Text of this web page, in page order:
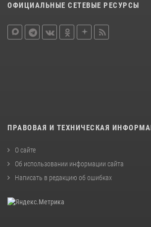
ОФИЦИАЛЬНЫЕ СЕТЕВЫЕ РЕСУРСЫ
ПРАВОВАЯ И ТЕХНИЧЕСКАЯ
О сайте
Об использовании информации сайта
Написать в редакцию об ошибках